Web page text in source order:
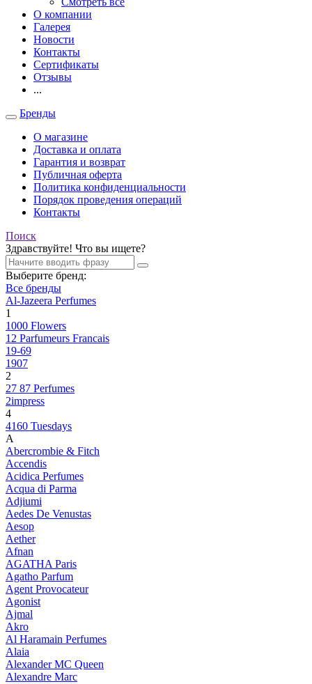
О компании
Галерея
Новости
Контакты
Сертификаты
Отзывы
...
Бренды
О магазине
Доставка и оплата
Гарантия и возврат
Публичная оферта
Политика конфиденциальности
Порядок проведения операций
Контакты
Поиск
Здравствуйте! Что вы ищете?
Выберите бренд:
Все бренды
Al-Jazeera Perfumes
1
1000 Flowers
12 Parfumeurs Francais
19-69
1907
2
27 87 Perfumes
2impress
4
4160 Tuesdays
A
Abercrombie & Fitch
Accendis
Acidica Perfumes
Acqua di Parma
Adjiumi
Aedes De Venustas
Aesop
Aether
Afnan
AGATHA Paris
Agatho Parfum
Agent Provocateur
Agonist
Ajmal
Akro
Al Haramain Perfumes
Alaia
Alexander MC Queen
Alexandre Marc